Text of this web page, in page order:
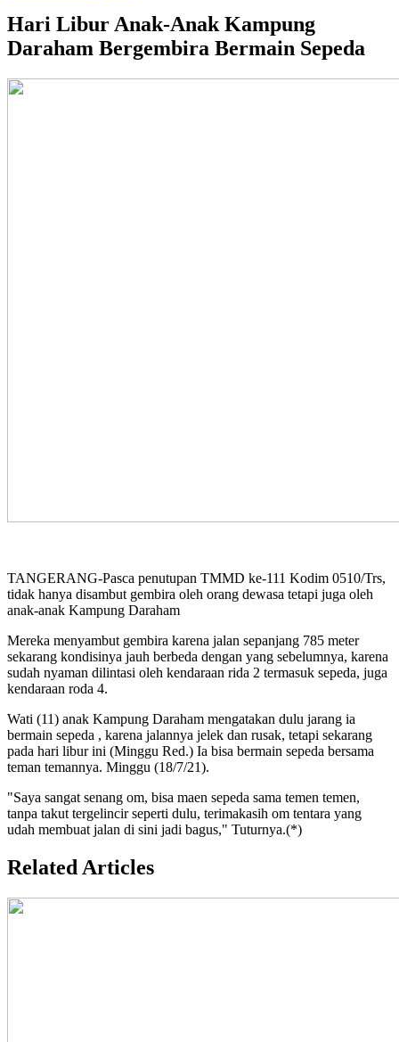
Hari Libur Anak-Anak Kampung
Daraham Bergembira Bermain Sepeda
TANGERANG-Pasca penutupan TMMD ke-111 Kodim 0510/Trs,
tidak hanya disambut gembira oleh orang dewasa tetapi juga oleh
anak-anak Kampung Daraham
Mereka menyambut gembira karena jalan sepanjang 785 meter
sekarang kondisinya jauh berbeda dengan yang sebelumnya, karena
sudah nyaman dilintasi oleh kendaraan rida 2 termasuk sepeda, juga
kendaraan roda 4.
Wati (11) anak Kampung Daraham mengatakan dulu jarang ia
bermain sepeda , karena jalannya jelek dan rusak, tetapi sekarang
pada hari libur ini (Minggu Red.) Ia bisa bermain sepeda bersama
teman temannya. Minggu (18/7/21).
"Saya sangat senang om, bisa maen sepeda sama temen temen,
tanpa takut tergelincir seperti dulu, terimakasih om tentara yang
udah membuat jalan di sini jadi bagus," Tuturnya.(*)
Related Articles